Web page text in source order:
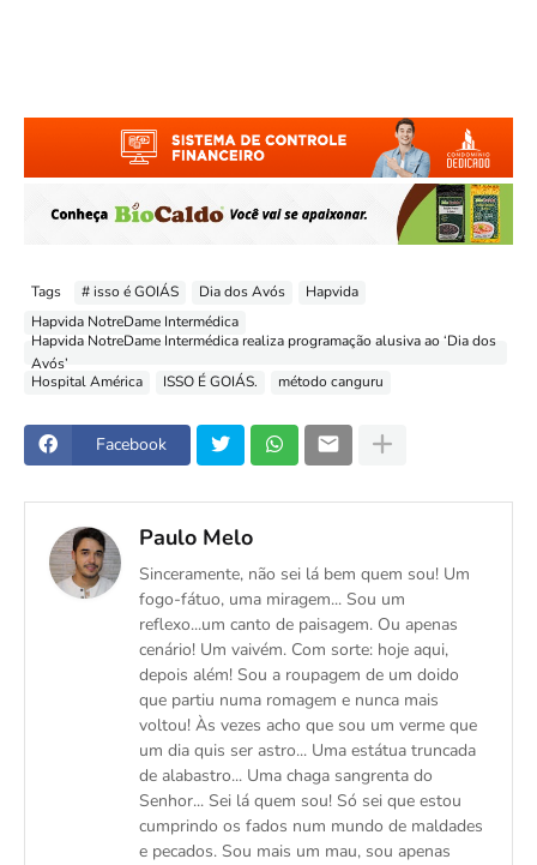
Tags # isso é GOIÁS Dia dos Avós
Hapvida
Hapvida NotreDame Intermédica
Hapvida NotreDame Intermédica realiza programação alusiva ao ‘Dia dos
Avós’
Hospital América
ISSO É GOIÁS. método canguru
Facebook
Paulo Melo
Sinceramente, não sei lá bem quem sou! Um
fogo-fátuo, uma miragem... Sou um
reflexo...um canto de paisagem. Ou apenas
cenário! Um vaivém. Com sorte: hoje aqui,
depois além! Sou a roupagem de um doido
que partiu numa romagem e nunca mais
voltou! Às vezes acho que sou um verme que
um dia quis ser astro... Uma estátua truncada
de alabastro... Uma chaga sangrenta do
Senhor... Sei lá quem sou! Só sei que estou
cumprindo os fados num mundo de maldades
e pecados. Sou mais um mau, sou apenas